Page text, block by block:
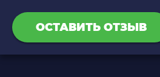
ОСТАВИТЬ ОТЗЫВ